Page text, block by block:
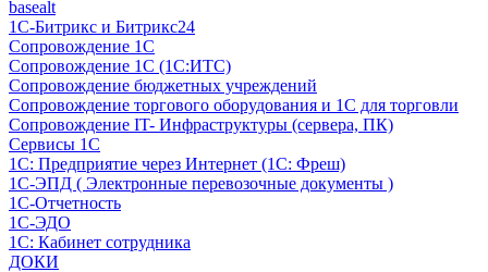
basealt
1С-Битрикс и Битрикс24
Сопровождение 1С
Сопровождение 1С (1С:ИТС)
Сопровождение бюджетных учреждений
Сопровождение торгового оборудования и 1С для торговли
Сопровождение IT- Инфраструктуры (сервера, ПК)
Сервисы 1С
1С: Предприятие через Интернет (1С: Фреш)
1С-ЭПД ( Электронные перевозочные документы )
1С-Отчетность
1С-ЭДО
1С: Кабинет сотрудника
ДОКИ